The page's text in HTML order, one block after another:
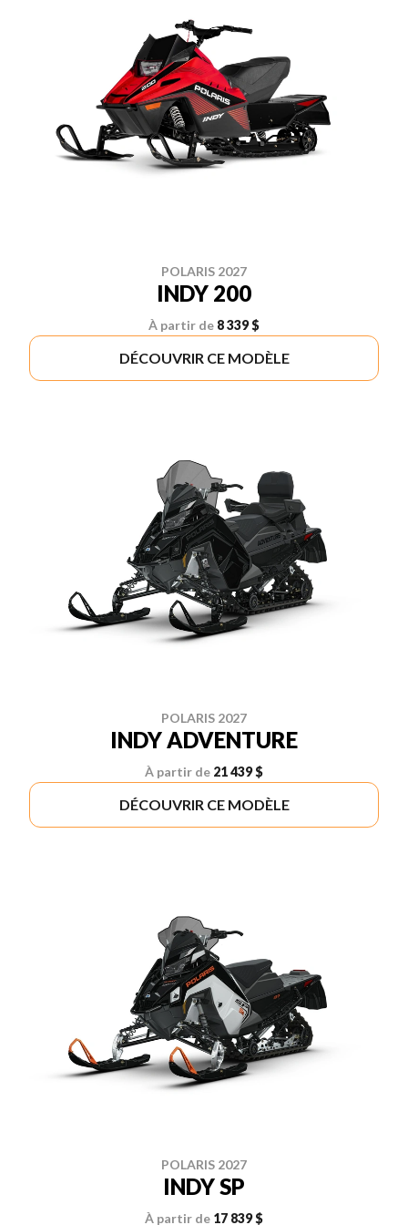
POLARIS 2027
INDY 200
À partir de 8 339 $
DÉCOUVRIR CE MODÈLE
POLARIS 2027
INDY ADVENTURE
À partir de 21 439 $
DÉCOUVRIR CE MODÈLE
POLARIS 2027
INDY SP
À partir de 17 839 $